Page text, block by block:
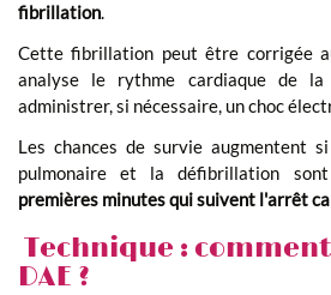
fibrillation.
Cette fibrillation peut être corrigée
analyse le rythme cardiaque de
administrer, si nécessaire, un choc
Les chances de survie augmentent
pulmonaire et la défibrillation
premières minutes qui suivent l'arrêt
Technique :
DAE ?